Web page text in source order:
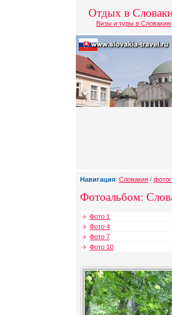
Отдых в
Визы и туры в Словакию
Навигация: Словакия /
Фотоальбом:
Фото 1
Фото 4
Фото 7
Фото 10